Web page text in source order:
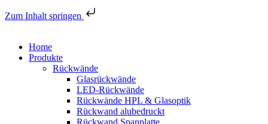
Zum Inhalt springen
Home
Produkte
Rückwände
Glasrückwände
LED-Rückwände
Rückwände HPL & Glasoptik
Rückwand alubedruckt
Rückwand Spanplatte